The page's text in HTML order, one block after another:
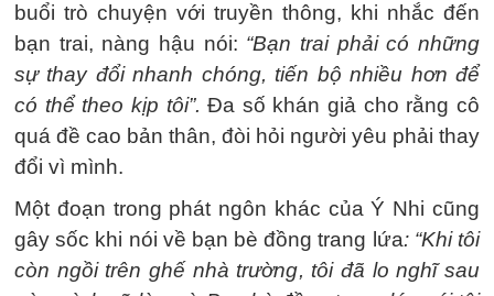
buổi trò chuyện với truyền thông, khi nhắc đến
bạn trai, nàng hậu nói: “Bạn trai phải có những
sự thay đổi nhanh chóng, tiến bộ nhiều hơn để
có thể theo kịp tôi”. Đa số khán giả cho rằng cô
quá đề cao bản thân, đòi hỏi người yêu phải thay
đổi vì mình.
Một đoạn trong phát ngôn khác của Ý Nhi cũng
gây sốc khi nói về bạn bè đồng trang lứa: “Khi tôi
còn ngồi trên ghế nhà trường, tôi đã lo nghĩ sau